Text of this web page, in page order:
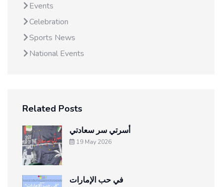
Events
Celebration
Sports News
National Events
Related Posts
أسرتي سر سعادتي
19 May 2026
في حب الإمارات